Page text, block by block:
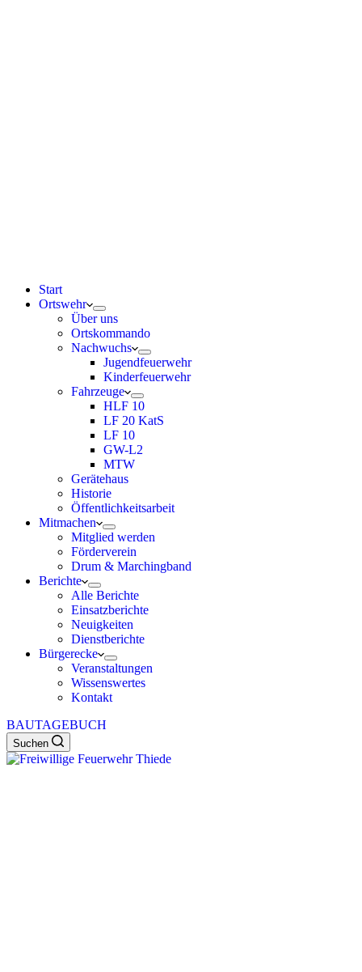
Start
Ortswehr
Über uns
Ortskommando
Nachwuchs
Jugendfeuerwehr
Kinderfeuerwehr
Fahrzeuge
HLF 10
LF 20 KatS
LF 10
GW-L2
MTW
Gerätehaus
Historie
Öffentlichkeitsarbeit
Mitmachen
Mitglied werden
Förderverein
Drum & Marchingband
Berichte
Alle Berichte
Einsatzberichte
Neuigkeiten
Dienstberichte
Bürgerecke
Veranstaltungen
Wissenswertes
Kontakt
BAUTAGEBUCH
Suchen